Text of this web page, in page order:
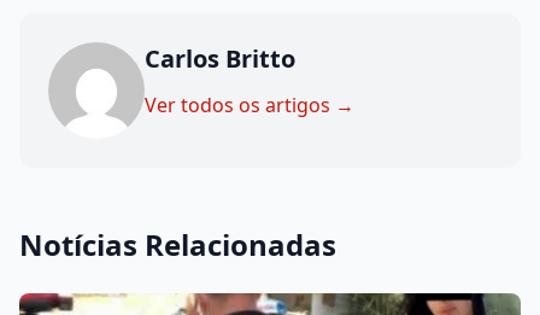
Carlos Britto
Ver todos os artigos →
Notícias Relacionadas